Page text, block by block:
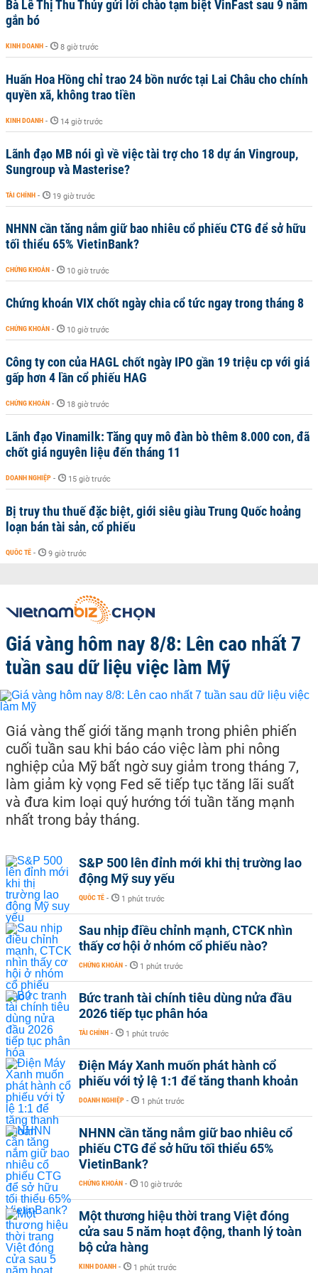
Bà Lê Thị Thu Thủy gửi lời chào tạm biệt VinFast sau 9 năm
gắn bó
KINH DOANH - 8 giờ trước
Huấn Hoa Hồng chỉ trao 24 bồn nước tại Lai Châu cho chính
quyền xã, không trao tiền
KINH DOANH - 14 giờ trước
Lãnh đạo MB nói gì về việc tài trợ cho 18 dự án Vingroup,
Sungroup và Masterise?
TÀI CHÍNH - 19 giờ trước
NHNN cần tăng nắm giữ bao nhiêu cổ phiếu CTG để sở hữu
tối thiểu 65% VietinBank?
CHỨNG KHOÁN - 10 giờ trước
Chứng khoán VIX chốt ngày chia cổ tức ngay trong tháng 8
CHỨNG KHOÁN - 10 giờ trước
Công ty con của HAGL chốt ngày IPO gần 19 triệu cp với giá
gấp hơn 4 lần cổ phiếu HAG
CHỨNG KHOÁN - 18 giờ trước
Lãnh đạo Vinamilk: Tăng quy mô đàn bò thêm 8.000 con, đã
chốt giá nguyên liệu đến tháng 11
DOANH NGHIỆP - 15 giờ trước
Bị truy thu thuế đặc biệt, giới siêu giàu Trung Quốc hoảng
loạn bán tài sản, cổ phiếu
QUỐC TẾ - 9 giờ trước
Giá vàng hôm nay 8/8: Lên cao nhất 7
tuần sau dữ liệu việc làm Mỹ
Giá vàng thế giới tăng mạnh trong phiên phiến
cuối tuần sau khi báo cáo việc làm phi nông
nghiệp của Mỹ bất ngờ suy giảm trong tháng 7,
làm giảm kỳ vọng Fed sẽ tiếp tục tăng lãi suất
và đưa kim loại quý hướng tới tuần tăng mạnh
nhất trong bảy tháng.
S&P 500 lên đỉnh mới khi thị trường lao
động Mỹ suy yếu
QUỐC TẾ - 1 phút trước
Sau nhịp điều chỉnh mạnh, CTCK nhìn
thấy cơ hội ở nhóm cổ phiếu nào?
CHỨNG KHOÁN - 1 phút trước
Bức tranh tài chính tiêu dùng nửa đầu
2026 tiếp tục phân hóa
TÀI CHÍNH - 1 phút trước
Điện Máy Xanh muốn phát hành cổ
phiếu với tỷ lệ 1:1 để tăng thanh khoản
DOANH NGHIỆP - 1 phút trước
NHNN cần tăng nắm giữ bao nhiêu cổ
phiếu CTG để sở hữu tối thiểu 65%
VietinBank?
CHỨNG KHOÁN - 10 giờ trước
Một thương hiệu thời trang Việt đóng
cửa sau 5 năm hoạt động, thanh lý toàn
bộ cửa hàng
KINH DOANH - 1 phút trước